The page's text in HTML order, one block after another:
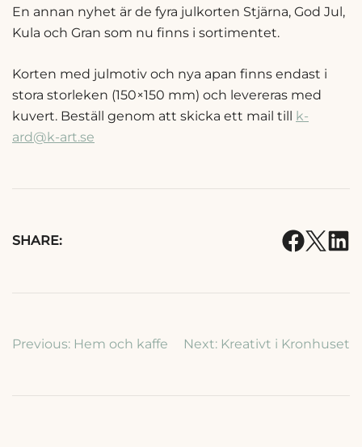
En annan nyhet är de fyra julkorten Stjärna, God Jul,
Kula och Gran som nu finns i sortimentet.
Korten med julmotiv och nya apan finns endast i
stora storleken (150×150 mm) och levereras med
kuvert. Beställ genom att skicka ett mail till k-
ard@k-art.se
SHARE:
Inläggsnavigering
Previous: Hem och kaffe Next: Kreativt i Kronhuset